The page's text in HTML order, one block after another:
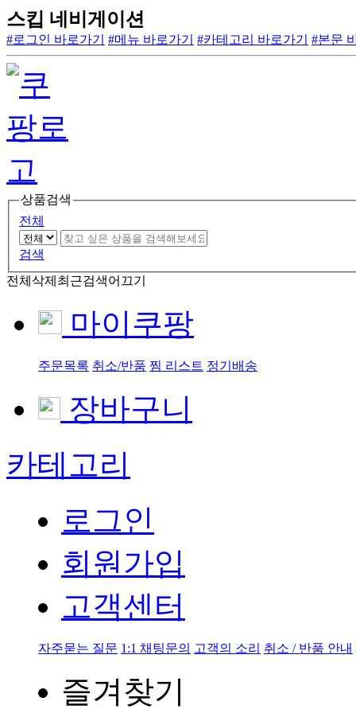
스킵 네비게이션
#로그인 바로가기 #메뉴 바로가기 #카테고리 바로가기 #본문
상품검색
전체
검색
전체삭제 최근검색어끄기
마이쿠팡
주문목록 취소/반품 찜 리스트 정기배송
장바구니
카테고리
로그인
회원가입
고객센터
자주묻는 질문 1:1 채팅문의 고객의 소리 취소 / 반품 안내
즐겨찾기